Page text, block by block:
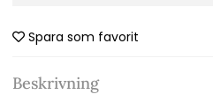
Spara som favorit
Beskrivning